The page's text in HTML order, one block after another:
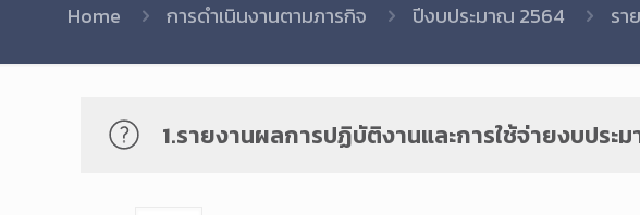
Home การดำเนินงานตามภารกิจ ปีงบประมาณ 2564 รา
1.รายงานผลการปฏิบัติงานและการใช้จ่ายงบประ